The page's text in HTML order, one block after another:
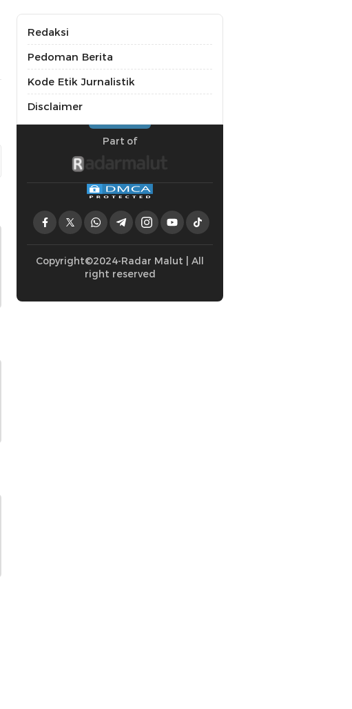
Redaksi
Pedoman Berita
Kode Etik Jurnalistik
Disclaimer
Part of
Copyright©2024-Radar Malut | All
right reserved